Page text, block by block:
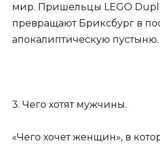
мир. Пришельцы LEGO
превращают Бриксбург в
апокалиптическую пустыню.
3. Чего хотят мужчины.
«Чего хочет женщин», в